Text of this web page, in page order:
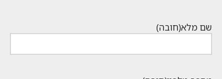
שם מלא(חובה)